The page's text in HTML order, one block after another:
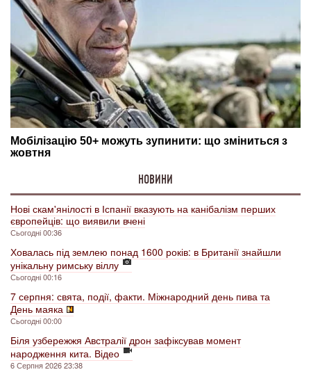
НОВИНИ
Нові скам'янілості в Іспанії вказують на канібалізм перших
європейців: що виявили вчені
Сьогодні 00:36
Ховалась під землею понад 1600 років: в Британії знайшли
унікальну римську віллу
Сьогодні 00:16
7 серпня: свята, події, факти. Міжнародний день пива та
День маяка
Сьогодні 00:00
Біля узбережжя Австралії дрон зафіксував момент
народження кита. Відео
6 Серпня 2026 23:38